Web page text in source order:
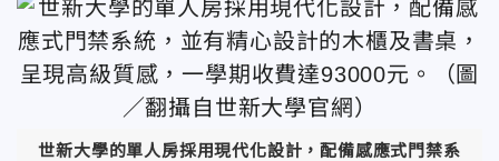
世新大學的單人房採用現代化設計，配備感應式門禁系